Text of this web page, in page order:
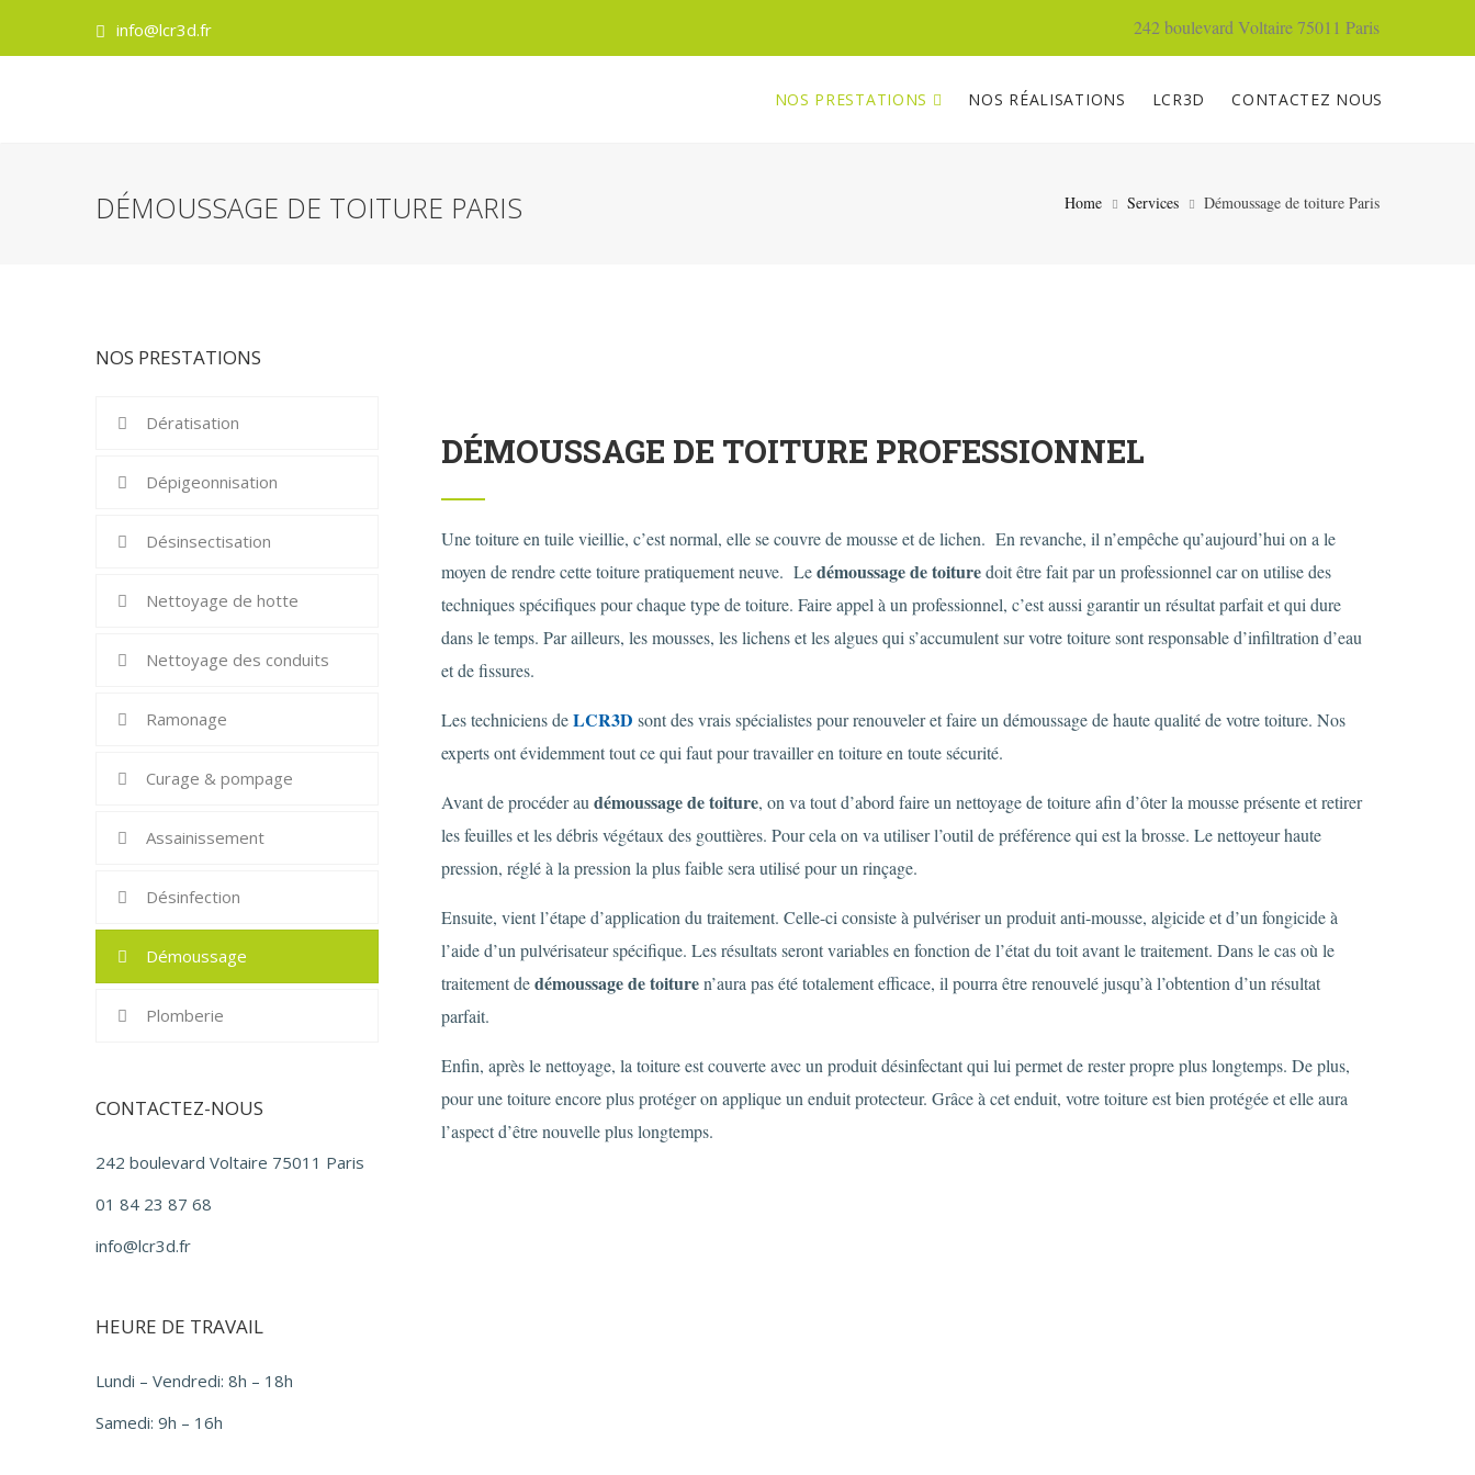
info@lcr3d.fr 242 boulevard Voltaire 75011 Paris
NOS PRESTATIONS NOS RÉALISATIONS LCR3D CONTACTEZ NOUS
DÉMOUSSAGE DE TOITURE PARIS Home Services Démoussage de toiture Paris
DÉMOUSSAGE DE TOITURE PROFESSIONNEL
Une toiture en tuile vieillie, c’est normal, elle se couvre de mousse et de lichen. En revanche, il n’empêche qu’aujourd’hui on a le
moyen de rendre cette toiture pratiquement neuve. Ledémoussage de toituredoit être fait par un professionnel car on utilise des
techniques spécifiques pour chaque type de toiture. Faire appel à un professionnel, c’est aussi garantir un résultat parfait et qui dure
dans le temps. Par ailleurs, les mousses, les lichens et les algues qui s’accumulent sur votre toiture sont responsable d’infiltration d’eau
et de fissures.
Les techniciens deLCR3D sont des vrais spécialistes pour renouveler et faire un démoussage de haute qualité de votre toiture. Nos
experts ont évidemment tout ce qui faut pour travailler en toiture en toute sécurité.
Avant de procéder au démoussage de toiture, on va tout d’abord faire un nettoyage de toiture afin d’ôter la mousse présente et retirer
les feuilles et les débris végétaux des gouttières. Pour cela on va utiliser l’outil de préférence qui est la brosse. Le nettoyeur haute
pression, réglé à la pression la plus faible sera utilisé pour un rinçage.
Ensuite, vient l’étape d’application du traitement. Celle-ci consiste à pulvériser un produit anti-mousse, algicide et d’un fongicide à
l’aide d’un pulvérisateur spécifique. Les résultats seront variables en fonction de l’état du toit avant le traitement. Dans le cas où le
traitement dedémoussage de toituren’aura pas été totalement efficace, il pourra être renouvelé jusqu’à l’obtention d’un résultat
parfait.
Enfin, après le nettoyage, la toiture est couverte avec un produit désinfectant qui lui permet de rester propre plus longtemps. De plus,
pour une toiture encore plus protéger on applique un enduit protecteur. Grâce à cet enduit, votre toiture est bien protégée et elle aura
l’aspect d’être nouvelle plus longtemps.
NOS PRESTATIONS
Dératisation
Dépigeonnisation
Désinsectisation
Nettoyage de hotte
Nettoyage des conduits
Ramonage
Curage & pompage
Assainissement
Désinfection
Démoussage
Plomberie
CONTACTEZ-NOUS
242 boulevard Voltaire 75011 Paris
01 84 23 87 68
info@lcr3d.fr
HEURE DE TRAVAIL
Lundi – Vendredi: 8h – 18h
Samedi: 9h – 16h